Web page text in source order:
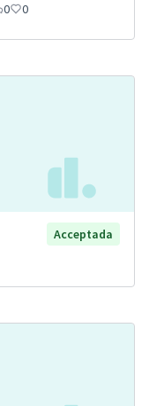
0 0
Acceptada